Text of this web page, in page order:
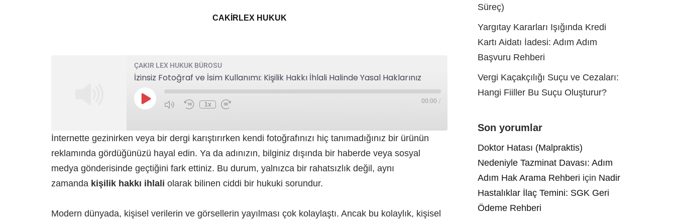
CAKIRLEX HUKUK
ÇAKIR LEX HUKUK BÜROSU
İzinsiz Fotoğraf ve İsim Kullanımı: Kişilik Hakkı İhlali Halinde Yasal Haklarınız
1x 00:00 /
İnternette gezinirken veya bir dergi karıştırırken kendi fotoğrafınızı hiç tanımadığınız bir ürünün
reklamında gördüğünüzü hayal edin. Ya da adınızın, bilginiz dışında bir haberde veya sosyal
medya gönderisinde geçtiğini fark ettiniz. Bu durum, yalnızca bir rahatsızlık değil, aynı
zamanda kişilik hakkı ihlali olarak bilinen ciddi bir hukuki sorundur.
Modern dünyada, kişisel verilerin ve görsellerin yayılması çok kolaylaştı. Ancak bu kolaylık, kişisel
Süreç)
Yargıtay Kararları Işığında Kredi
Kartı Aidatı İadesi: Adım Adım
Başvuru Rehberi
Vergi Kaçakçılığı Suçu ve Cezaları:
Hangi Fiiller Bu Suçu Oluşturur?
Son yorumlar
Doktor Hatası (Malpraktis)
Nedeniyle Tazminat Davası: Adım
Adım Hak Arama Rehberi için Nadir
Hastalıklar İlaç Temini: SGK Geri
Ödeme Rehberi